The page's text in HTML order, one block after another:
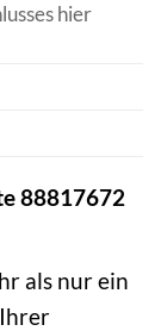
hier
88817672
als nur ein